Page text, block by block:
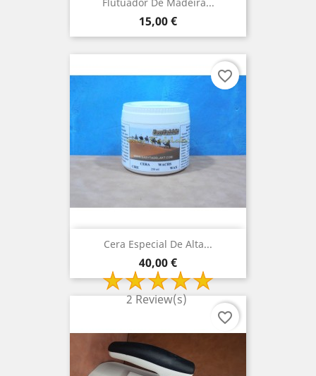
Preço
15,00 €
Cera Especial De Alta...
Preço
40,00 €
2 Review(s)
favorite_border
favorite_border